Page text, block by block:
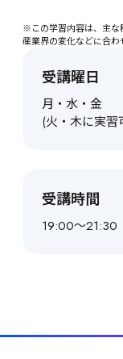
※この学習内容は、主な
産業界の変化などに合わ
受講曜日
月・水・金
(火・木に実習
受講時間
19:00～21:30